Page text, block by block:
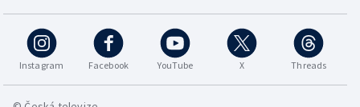
Instagram Facebook YouTube X Threads